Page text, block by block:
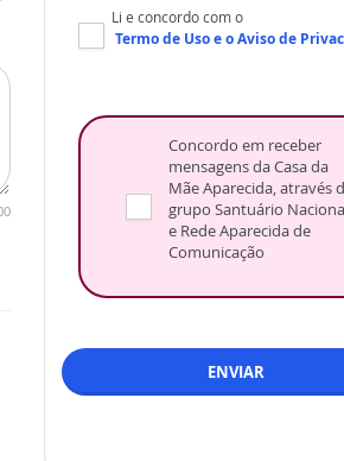
Li e concordo com o
Termo de Usoe oAviso de
Concordo em receber
mensagens da Casa da
Mãe Aparecida, através
grupo Santuário
e Rede Aparecida de
Comunicação
ENVIAR